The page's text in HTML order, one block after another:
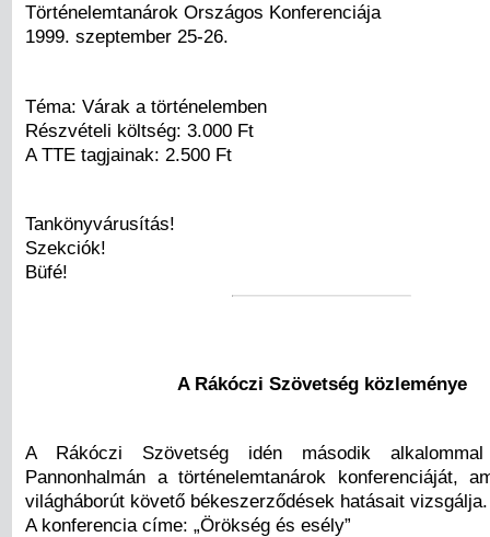
Történelemtanárok Országos Konferenciája
1999. szeptember 25-26.
Téma: Várak a történelemben
Részvételi költség: 3.000 Ft
A TTE tagjainak: 2.500 Ft
Tankönyvárusítás!
Szekciók!
Büfé!
A Rákóczi Szövetség közleménye
A Rákóczi Szövetség idén második
Pannonhalmán a történelemtanárok konferenciáját,
világháborút követő békeszerződések hatásait vizsgálja.
A konferencia címe: „Örökség és esély”